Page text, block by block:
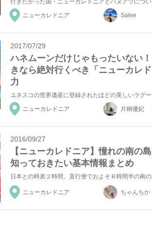
ニューカレドニア
Salee
2017/07/29
ハネムーンだけじゃもったいない
きなら絶対行くべき「ニューカレ
力
ニューカレドニア
片桐優妃
2016/09/27
【ニューカレドニア】憧れの南の
知っておきたい基本情報まとめ
ニューカレドニア ちゃんちか